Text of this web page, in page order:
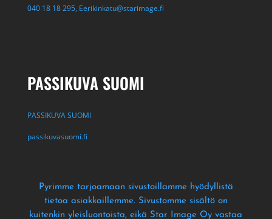
040 18 18 295, Eerikinkatu@starimage.fi
PASSIKUVA SUOMI
PASSIKUVA SUOMI
passikuvasuomi.fi
Pyrimme tarjoamaan sivustoillamme hyödyllistä
tietoa asiakkaillemme. Sivustomme sisältö on
kuitenkin yleisluontoista, eikä Star Image Oy vastaa